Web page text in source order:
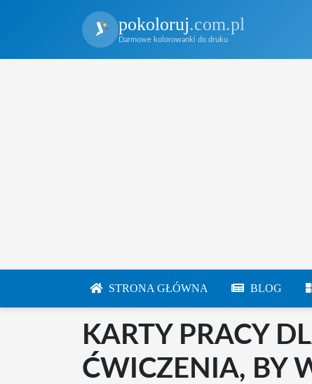
pokoloruj.com.pl
Darmowe kolorowanki do druku
STRONA GŁÓWNA BLOG
KARTY PRACY
ĆWICZENIA, BY